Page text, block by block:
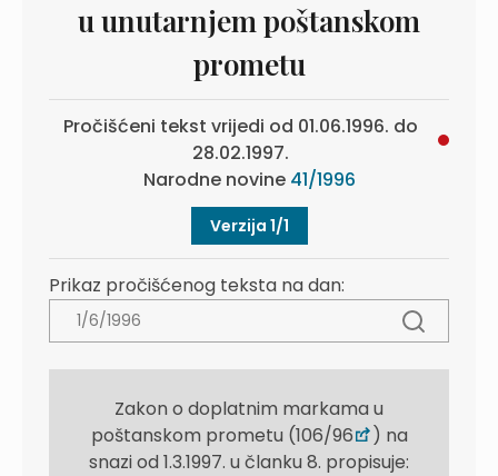
u unutarnjem poštanskom
prometu
Pročišćeni tekst vrijedi od 01.06.1996. do
28.02.1997.
Narodne novine 41/1996
Verzija 1/1
Prikaz pročišćenog teksta na dan:
Zakon o doplatnim markama u
poštanskom prometu (106/96
) na
snazi od 1.3.1997. u članku 8. propisuje: